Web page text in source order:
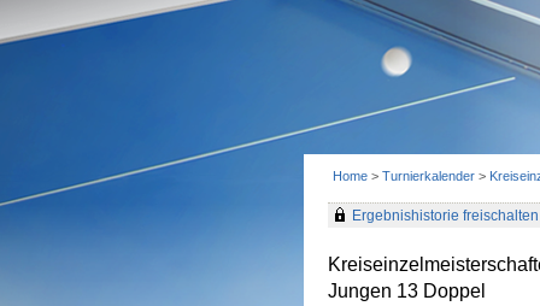
Home > Turnierkalender >
Ergebnishistorie freischalten
Jungen 13 Doppel